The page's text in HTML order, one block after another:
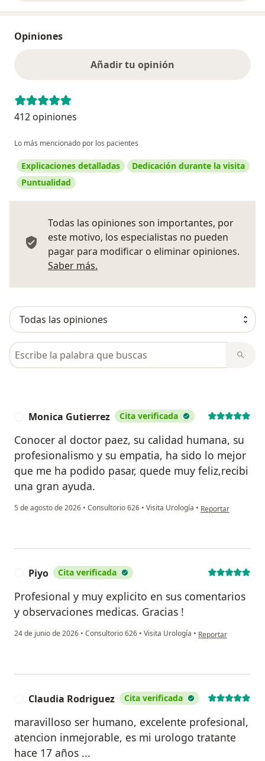
Opiniones
Añadir tu opinión
412 opiniones
Lo más mencionado por los pacientes
Explicaciones detalladas
Dedicación durante la visita
Puntualidad
Todas las opiniones son importantes, por
este motivo, los especialistas no pueden
pagar para modificar o eliminar opiniones.
Saber más.
Busca en opiniones
Monica Gutierrez Cita verificada
Conocer al doctor paez, su calidad humana, su
profesionalismo y su empatia, ha sido lo mejor
que me ha podido pasar, quede muy feliz,recibi
una gran ayuda.
5 de agosto de 2026 • Consultorio 626 • Visita Urología • en opinión del
Reportar
Piyo Cita verificada
Profesional y muy explicito en sus comentarios
y observaciones medicas. Gracias !
24 de junio de 2026 • Consultorio 626 • Visita Urología • en opinión del
Reportar
Claudia Rodriguez Cita verificada
maravilloso ser humano, excelente profesional,
atencion inmejorable, es mi urologo tratante
hace 17 años ...